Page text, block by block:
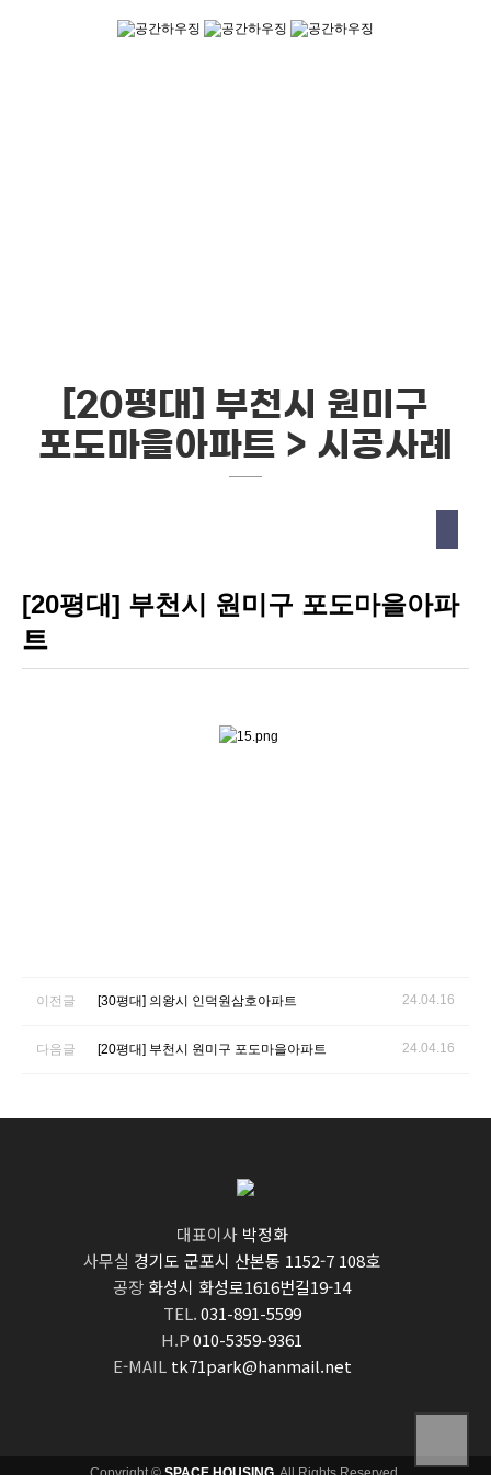
[20평대] 부천시 원미구
포도마을아파트 > 시공사례
[20평대] 부천시 원미구 포도마을아파
트
이전글 [30평대] 의왕시 인덕원삼호아파트 24.04.16
다음글 [20평대] 부천시 원미구 포도마을아파트 24.04.16
대표이사박정화
사무실 경기도 군포시 산본동 1152-7 108호
공장 화성시 화성로1616번길19-14
TEL.031-891-5599
H.P010-5359-9361
E-MAIL tk71park@hanmail.net